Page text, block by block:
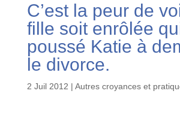
C’est la peur de
fille soit enrôlée
poussé Katie à
le divorce.
2 Juil 2012 | Autres croyances et